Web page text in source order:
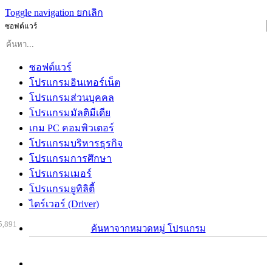
Toggle navigation ยกเลิก
ซอฟต์แวร์
ซอฟต์แวร์
โปรแกรมอินเทอร์เน็ต
โปรแกรมส่วนบุคคล
โปรแกรมมัลติมีเดีย
เกม PC คอมพิวเตอร์
โปรแกรมบริหารธุรกิจ
โปรแกรมการศึกษา
โปรแกรมเมอร์
โปรแกรมยูทิลิตี้
ไดร์เวอร์ (Driver)
ค้นหาจากหมวดหมู่ โปรแกรม